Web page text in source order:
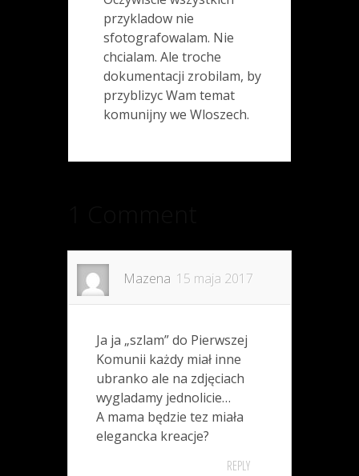
przykladow nie
sfotografowalam. Nie
chcialam. Ale troche
dokumentacji zrobilam, by
przyblizyc Wam temat
komunijny we Wloszech.
Mazena 15 maja 2017
Ja ja „szlam” do Pierwszej
Komunii każdy miał inne
ubranko ale na zdjęciach
wygladamy jednolicie…
A mama będzie tez miała
elegancka kreacje?
REPLY